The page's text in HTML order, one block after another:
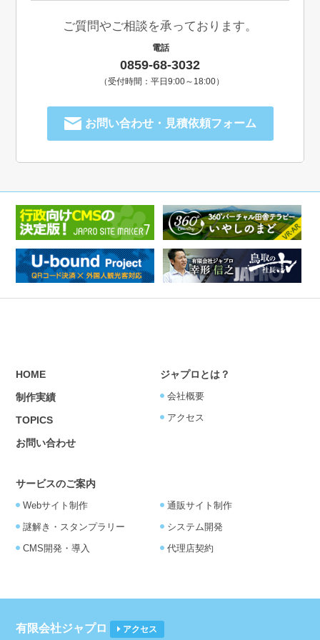
ご質問やご相談を承っております。
電話
0859-68-3032
（受付時間：平日9:00～18:00）
お問い合わせ・見積依頼フォーム
HOME
制作実績
TOPICS
お問い合わせ
ジャプロとは？
会社概要
アクセス
サービスのご案内
Webサイト制作
通販サイト制作
謎解き・スタンプラリー
システム開発
CMS開発・導入
代理店契約
有限会社ジャプロ アクセス